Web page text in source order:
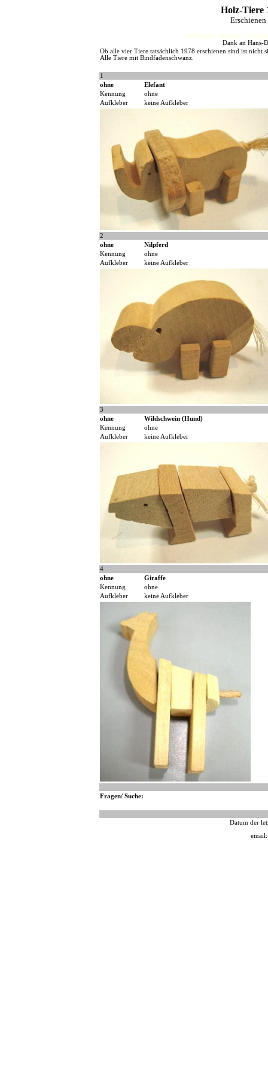
Holz-Tiere
HJFHenze - Helmut´s
Dank an Hans-
Ob alle vier Tiere tatsächlich 1978 erschienen sind ist nicht
Alle Tiere mit Bindfadenschwanz.
1
ohne
Elefant
Kennung
ohne
Aufkleber
keine Aufkleber
2
ohne
Nilpferd
Kennung
ohne
Aufkleber
keine Aufkleber
3
ohne
Wildschwein (Hund)
Kennung
ohne
Aufkleber
keine Aufkleber
4
ohne
Giraffe
Kennung
ohne
Aufkleber
keine Aufkleber
Fragen/ Suche:
Datum der